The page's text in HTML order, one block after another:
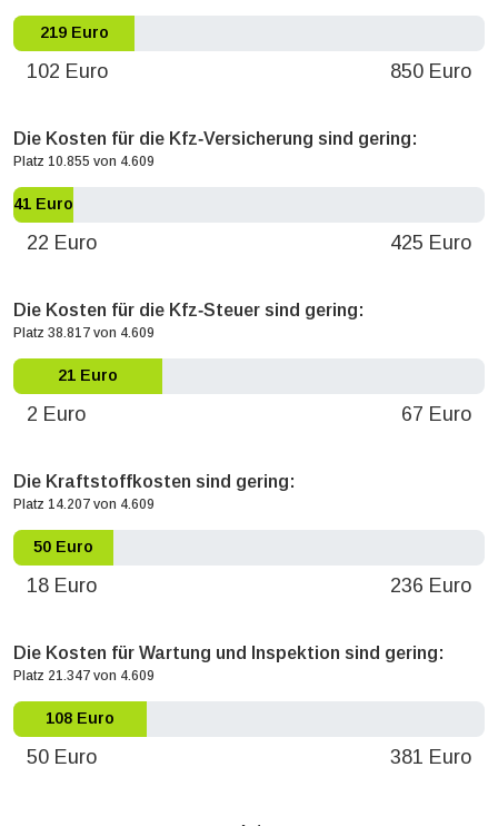
219 Euro
102 Euro 850 Euro
Die Kosten für die Kfz‐Versicherung sind gering:
Platz 10.855 von 4.609
41 Euro
22 Euro 425 Euro
Die Kosten für die Kfz‐Steuer sind gering:
Platz 38.817 von 4.609
21 Euro
2 Euro 67 Euro
Die Kraftstoffkosten sind gering:
Platz 14.207 von 4.609
50 Euro
18 Euro 236 Euro
Die Kosten für Wartung und Inspektion sind gering:
Platz 21.347 von 4.609
108 Euro
50 Euro 381 Euro